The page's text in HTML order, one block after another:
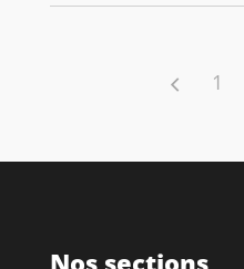
1
Nos sections